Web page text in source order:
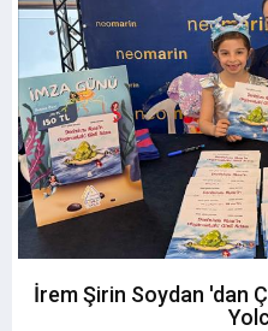
İrem Şirin Soydan 'dan